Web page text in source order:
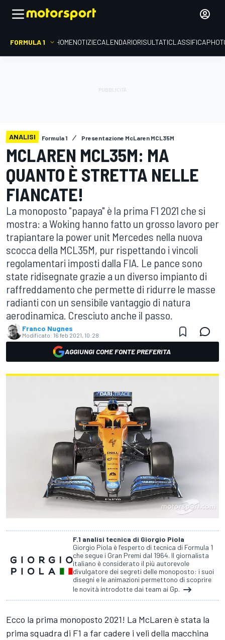
FORMULA 1 HOMENOTIZIECALENDARIORISULTATICLASSIFICA
ANALISI Formula 1 Presentazione McLaren MCL35M
MCLAREN MCL35M: MA
QUANTO È STRETTA NELLE
FIANCATE!
La monoposto "papaya" è la prima F1 2021 che si
mostra: a Woking hanno fatto un grosso lavoro per
trapiantare la power unit Mercedes nella nuova
scocca della MCL35M, pur rispettando i vincoli
regolamentari imposti dalla FIA. Le pance sono
state ridisegnate grazie a un diverso impianto di
raffreddamento che permette di ridurre le masse
radianti con un sensibile vantaggio di natura
aerodinamica. Cresciuto anche il passo.
Franco Nugnes
Modificato: 16 feb 2021, 10:28
AGGIUNGI COME FONTE PREFERITA
F.1 analisi tecnica di Giorgio Piola
Giorgio Piola è l’esperto di tecnica di Formula 1
che segue i Gran Premi dal 1964. Il giornalista
italiano è considerato il più autorevole
divulgatore dei segreti delle monoposto: i suoi
disegni e le animazioni permettono di scoprire
le novità introdotte dai team ai Gp.
Ecco la prima monoposto 2021! La McLaren è stata la
prima squadra di F1 a far cadere i veli della macchina